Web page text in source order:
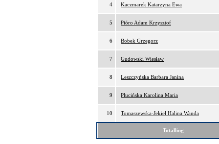
4 Kaczmarek Katarzyna Ewa
5 Pióro Adam Krzysztof
6 Bobek Grzegorz
7 Gudowski Wiesław
8 Leszczyńska Barbara Janina
9 Plucińska Karolina Maria
10 Tomaszewska-Jekiel Halina Wanda
Totalling